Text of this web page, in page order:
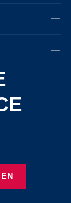
Seite
Twitter Seite
Proenen LinkedIn
Proenen